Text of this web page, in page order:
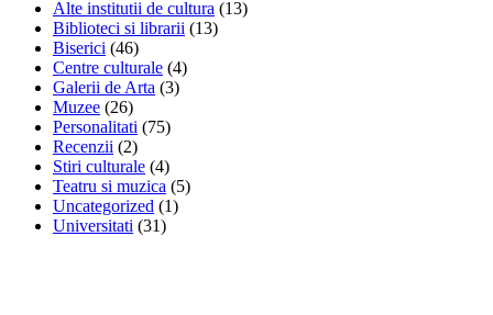
Alte institutii de cultura (13)
Biblioteci si librarii (13)
Biserici (46)
Centre culturale (4)
Galerii de Arta (3)
Muzee (26)
Personalitati (75)
Recenzii (2)
Stiri culturale (4)
Teatru si muzica (5)
Uncategorized (1)
Universitati (31)